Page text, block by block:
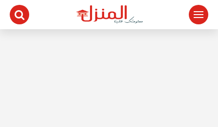
التجاوز
المحتوى